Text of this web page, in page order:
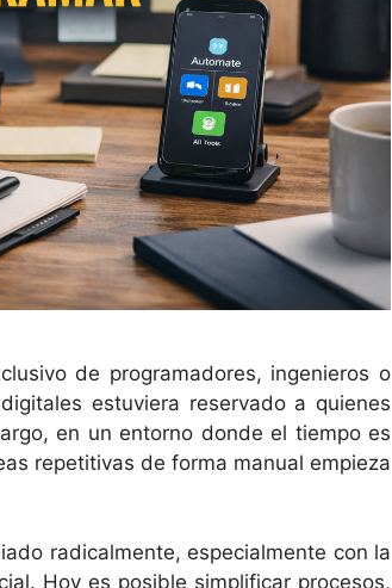
de programadores, ingenieros o
estuviera reservado a quienes
en un entorno donde el tiempo es
repetitivas de forma manual empieza
radicalmente, especialmente con la
Hoy es posible simplificar procesos,